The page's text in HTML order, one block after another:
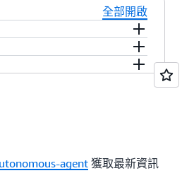
前處於預覽階段，僅對符合
擁有 Kiro Pro、Pro+ 或
Kiro 界面跟蹤任務執行狀態
全部開啟
任務描述
Agent 創建的 拉取請求
的一致性
雜度
agent 獲取最新資訊